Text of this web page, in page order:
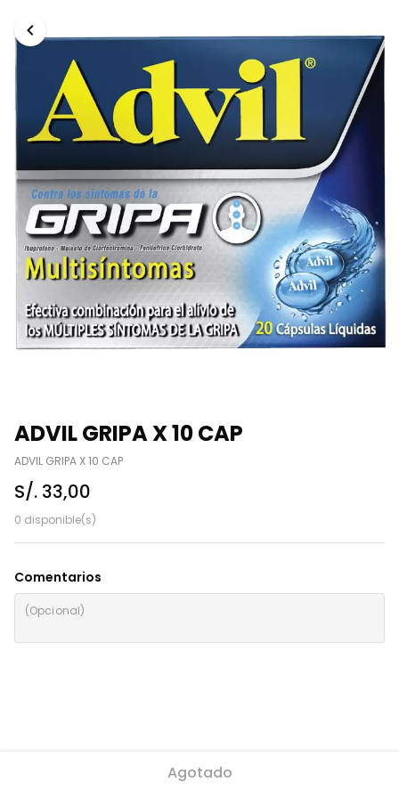
ADVIL GRIPA X 10 CAP
ADVIL GRIPA X 10 CAP
S/. 33,00
0 disponible(s)
Comentarios
Agotado